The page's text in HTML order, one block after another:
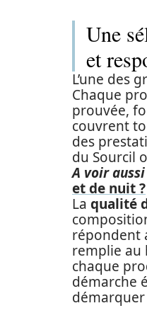
Une
et
L’une des
Chaque
prouvée,
couvrent
des
du Sourcil
A voir
et de nuit ?
La qualité
répondent
remplie au
chaque
démarche